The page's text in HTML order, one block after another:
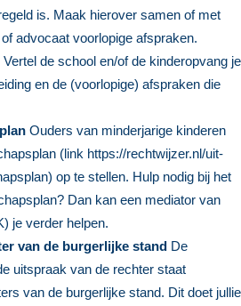
is. Maak hierover samen of met
advocaat voorlopige afspraken.
Vertel de school en/of de kinderopvang je
en de (voorlopige) afspraken die
Ouders van minderjarige kinderen
(link https://rechtwijzer.nl/uit-
op te stellen. Hulp nodig bij het
Dan kan een mediator van
je verder helpen.
van de burgerlijke stand De
uitspraak van de rechter staat
van de burgerlijke stand. Dit doet jullie